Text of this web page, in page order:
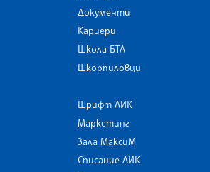
Документи
Кариери
Школа БТА
Шкорпиловци
Шрифт ЛИК
Маркетинг
Зала МаксиМ
Списание ЛИК